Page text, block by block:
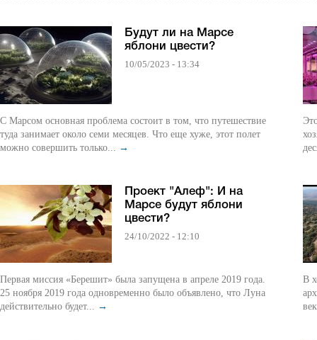
Будут ли на Марсе
яблони цвести?
10/05/2023 - 13:34
С Марсом основная проблема состоит в том, что путешествие
туда занимает около семи месяцев. Что еще хуже, этот полет
можно совершить только... →
Проект "Алеф": И на
Марсе будут яблони
цвести?
24/10/2022 - 12:10
Первая миссия «Берешит» была запущена в апреле 2019 года.
25 ноября 2019 года одновременно было объявлено, что Луна
действительно будет... →
В